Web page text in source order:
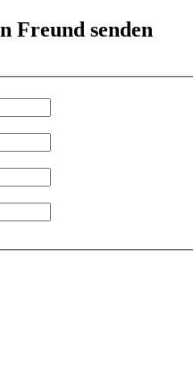
Freund senden